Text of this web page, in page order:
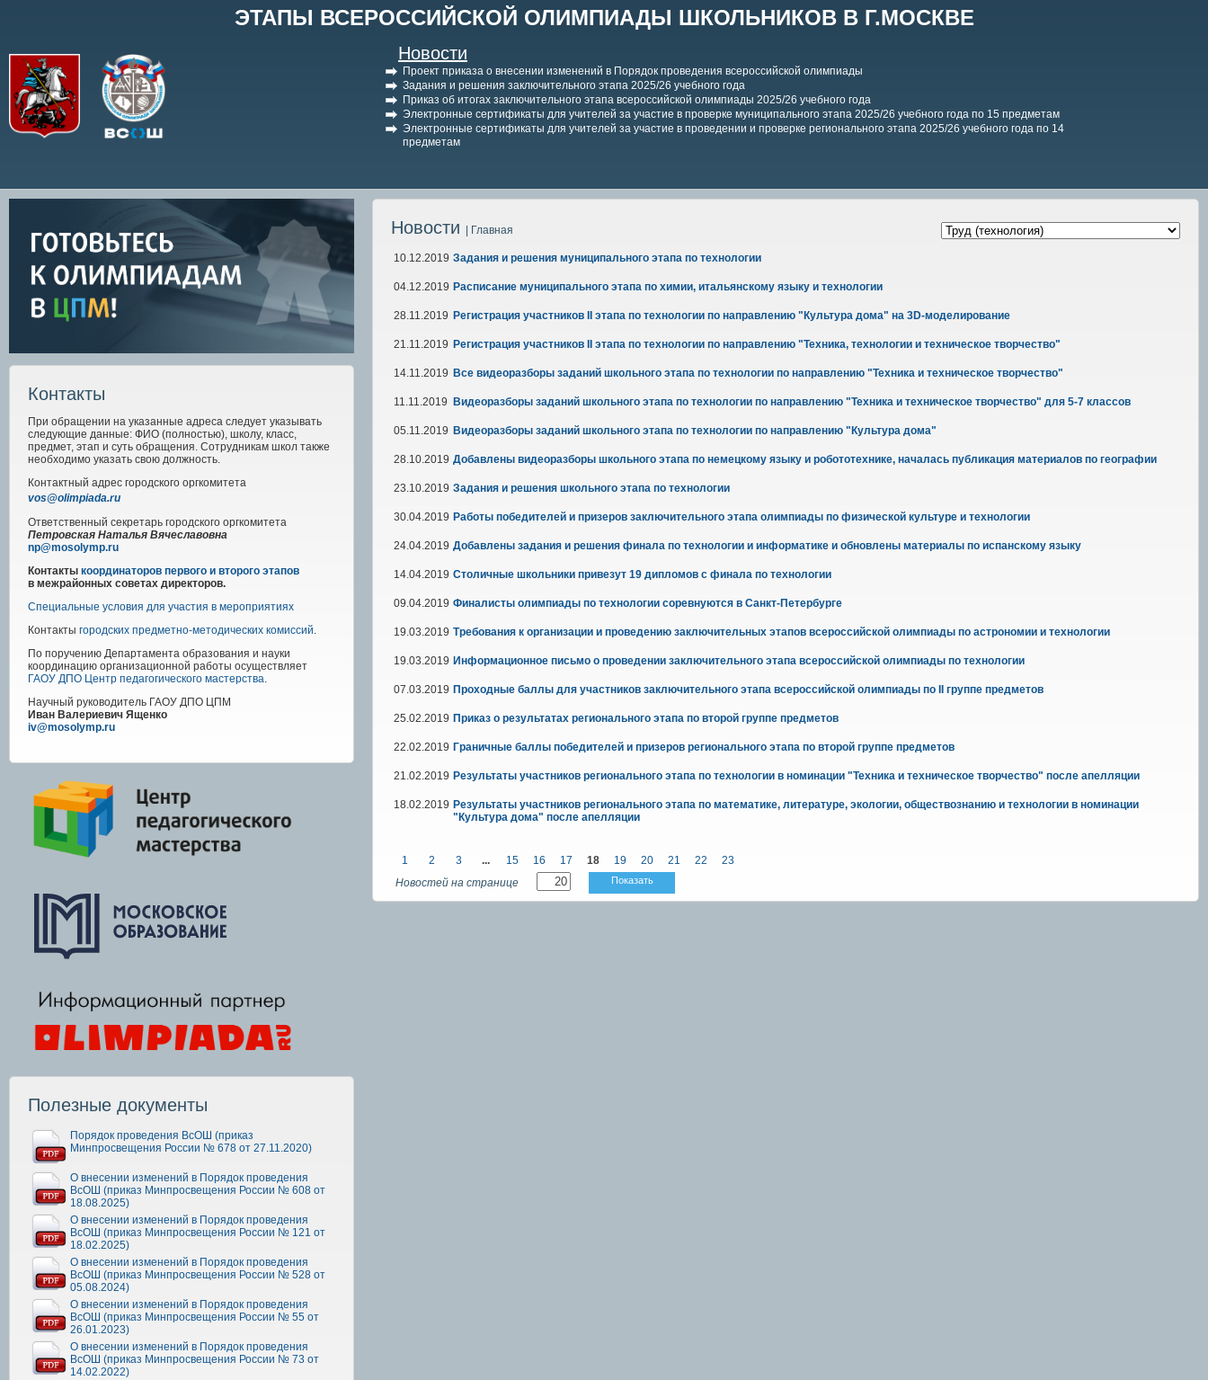
ЭТАПЫ ВСЕРОССИЙСКОЙ ОЛИМПИАДЫ ШКОЛЬНИКОВ В Г.МОСКВЕ
Новости
Проект приказа о внесении изменений в Порядок проведения всероссийской олимпиады
Задания и решения заключительного этапа 2025/26 учебного года
Приказ об итогах заключительного этапа всероссийской олимпиады 2025/26 учебного года
Электронные сертификаты для учителей за участие в проверке муниципального этапа 2025/26 учебного года по 15 предметам
Электронные сертификаты для учителей за участие в проведении и проверке регионального этапа 2025/26 учебного года по 14
предметам
Контакты
При обращении на указанные адреса следует указывать
следующие данные: ФИО (полностью), школу, класс,
предмет, этап и суть обращения. Сотрудникам школ также
необходимо указать свою должность.
Контактный адрес городского оргкомитета
vos@olimpiada.ru
Ответственный секретарь городского оргкомитета
Петровская Наталья Вячеславовна
np@mosolymp.ru
Контакты координаторов первого и второго этапов
в межрайонных советах директоров.
Специальные условия для участия в мероприятиях
Контакты городских предметно-методических комиссий.
По поручению Департамента образования и науки
координацию организационной работы осуществляет
ГАОУ ДПО Центр педагогического мастерства.
Научный руководитель ГАОУ ДПО ЦПМ
Иван Валериевич Ященко
iv@mosolymp.ru
Полезные документы
Порядок проведения ВсОШ (приказ
Минпросвещения России № 678 от 27.11.2020)
О внесении изменений в Порядок проведения
ВсОШ (приказ Минпросвещения России № 608 от
18.08.2025)
О внесении изменений в Порядок проведения
ВсОШ (приказ Минпросвещения России № 121 от
18.02.2025)
О внесении изменений в Порядок проведения
ВсОШ (приказ Минпросвещения России № 528 от
05.08.2024)
О внесении изменений в Порядок проведения
ВсОШ (приказ Минпросвещения России № 55 от
26.01.2023)
О внесении изменений в Порядок проведения
ВсОШ (приказ Минпросвещения России № 73 от
14.02.2022)
Новости | Главная
10.12.2019 Задания и решения муниципального этапа по технологии
04.12.2019 Расписание муниципального этапа по химии, итальянскому языку и технологии
28.11.2019 Регистрация участников II этапа по технологии по направлению "Культура дома" на 3D-моделирование
21.11.2019 Регистрация участников II этапа по технологии по направлению "Техника, технологии и техническое творчество"
14.11.2019 Все видеоразборы заданий школьного этапа по технологии по направлению "Техника и техническое творчество"
11.11.2019 Видеоразборы заданий школьного этапа по технологии по направлению "Техника и техническое творчество" для 5-7 классов
05.11.2019 Видеоразборы заданий школьного этапа по технологии по направлению "Культура дома"
28.10.2019 Добавлены видеоразборы школьного этапа по немецкому языку и робототехнике, началась публикация материалов по географии
23.10.2019 Задания и решения школьного этапа по технологии
30.04.2019 Работы победителей и призеров заключительного этапа олимпиады по физической культуре и технологии
24.04.2019 Добавлены задания и решения финала по технологии и информатике и обновлены материалы по испанскому языку
14.04.2019 Столичные школьники привезут 19 дипломов с финала по технологии
09.04.2019 Финалисты олимпиады по технологии соревнуются в Санкт-Петербурге
19.03.2019 Требования к организации и проведению заключительных этапов всероссийской олимпиады по астрономии и технологии
19.03.2019 Информационное письмо о проведении заключительного этапа всероссийской олимпиады по технологии
07.03.2019 Проходные баллы для участников заключительного этапа всероссийской олимпиады по II группе предметов
25.02.2019 Приказ о результатах регионального этапа по второй группе предметов
22.02.2019 Граничные баллы победителей и призеров регионального этапа по второй группе предметов
21.02.2019 Результаты участников регионального этапа по технологии в номинации "Техника и техническое творчество" после апелляции
18.02.2019 Результаты участников регионального этапа по математике, литературе, экологии, обществознанию и технологии в номинации
"Культура дома" после апелляции
1 2 3 ... 15 16 17 18 19 20 21 22
23
Новостей на странице
Показать